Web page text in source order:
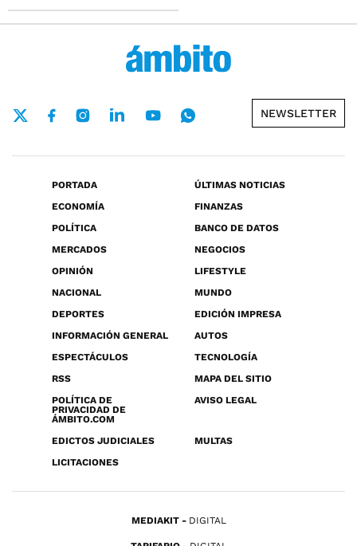
NEWSLETTER
PORTADA
ÚLTIMAS NOTICIAS
ECONOMÍA
FINANZAS
POLÍTICA
BANCO DE DATOS
MERCADOS
NEGOCIOS
OPINIÓN
LIFESTYLE
NACIONAL
MUNDO
DEPORTES
EDICIÓN IMPRESA
INFORMACIÓN GENERAL
AUTOS
ESPECTÁCULOS
TECNOLOGÍA
RSS
MAPA DEL SITIO
POLÍTICA DE
PRIVACIDAD DE
ÁMBITO.COM
AVISO LEGAL
EDICTOS JUDICIALES
MULTAS
LICITACIONES
MEDIAKIT DIGITAL